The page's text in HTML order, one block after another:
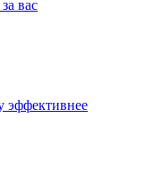
вас
эффективнее